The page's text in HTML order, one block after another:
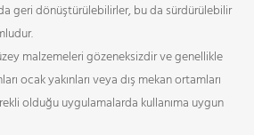
geri dönüştürülebilirler, bu da sürdürülebilir
malzemeleri gözeneksizdir ve genellikle
ocak yakınları veya dış mekan ortamları
olduğu uygulamalarda kullanıma uygun